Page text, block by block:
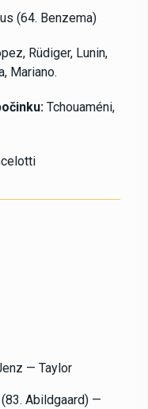
(64. Benzema)
Rüdiger, Lunin,
Mariano.
Tchouaméni,
— Taylor
Abildgaard)—